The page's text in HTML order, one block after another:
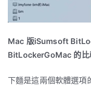
Mac 版iSumsoft
BitLockerGoMac 的比
下麵是這兩個軟體選項